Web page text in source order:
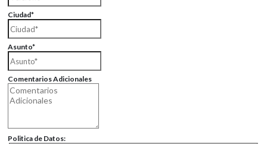
Ciudad*
Asunto*
Comentarios Adicionales
Politica de Datos: